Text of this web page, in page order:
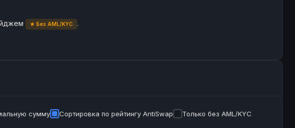
★ Без AML/KYC
.
сумму Сортировка по рейтингу AntiSwap Только без AML/KYC